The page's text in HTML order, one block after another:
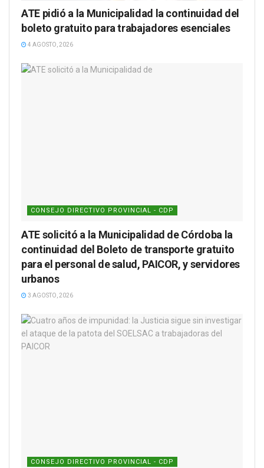
ATE pidió a la Municipalidad la continuidad del
boleto gratuito para trabajadores esenciales
4 AGOSTO, 2026
CONSEJO DIRECTIVO PROVINCIAL - CDP
ATE solicitó a la Municipalidad de Córdoba la
continuidad del Boleto de transporte gratuito
para el personal de salud, PAICOR, y servidores
urbanos
3 AGOSTO, 2026
CONSEJO DIRECTIVO PROVINCIAL - CDP